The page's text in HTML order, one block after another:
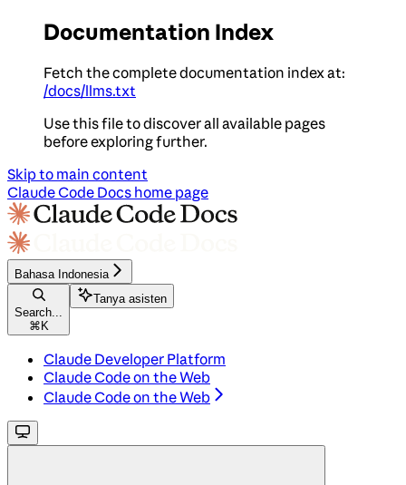
Documentation Index
Fetch the complete documentation index at:
/docs/llms.txt
Use this file to discover all available pages
before exploring further.
Skip to main content
Claude Code Docs home page
Bahasa Indonesia
Search...
⌘ K
Tanya asisten
Claude Developer Platform
Claude Code on the Web
Claude Code on the Web